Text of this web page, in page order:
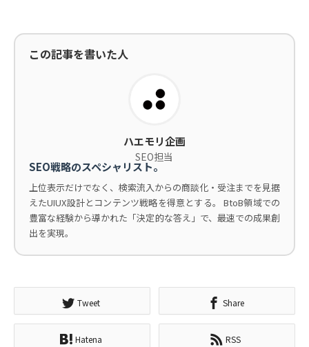
この記事を書いた人
ハエモリ企画
SEO担当
SEO戦略のスペシャリスト。
上位表示だけでなく、検索流入からの商談化・受注までを見据
えたUIUX設計とコンテンツ戦略を得意とする。 BtoB領域での
豊富な経験から導かれた「決定的な答え」で、最速での成果創
出を実現。
Tweet Share
Hatena RSS